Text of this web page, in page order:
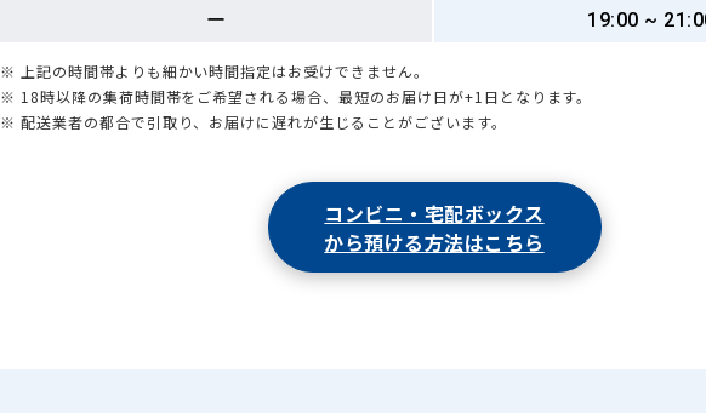
ー
19:00 ~
※ 上記の時間帯よりも細かい時間指定はお受けできません。
※ 18時以降の集荷時間帯をご希望される場合、最短のお届け日が+1日となります。
※ 配送業者の都合で引取り、お届けに遅れが生じることがございます。
コンビニ・宅配ボックス
から預ける方法はこちら